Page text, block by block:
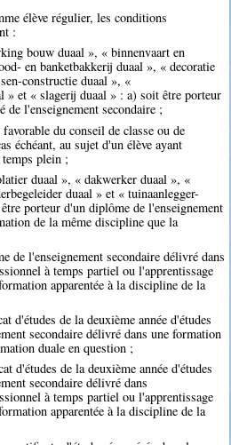
élève régulier, les conditions
:
bouw duaal », « binnenvaart en
en banketbakkerij duaal », « decoratie
constructie duaal », «
» et « slagerij duaal » : a) soit être porteur
de l'enseignement secondaire ;
du conseil de classe ou de
échéant, au sujet d'un élève ayant
plein ;
duaal », « dakwerker duaal », «
duaal » et « tuinaanlegger-
porteur d'un diplôme de l'enseignement
de la même discipline que la
de l'enseignement secondaire délivré dans
à temps partiel ou l'apprentissage
apparentée à la discipline de la
d'études de la deuxième année d'études
secondaire délivré dans une formation
duale en question ;
d'études de la deuxième année d'études
secondaire délivré dans
à temps partiel ou l'apprentissage
apparentée à la discipline de la